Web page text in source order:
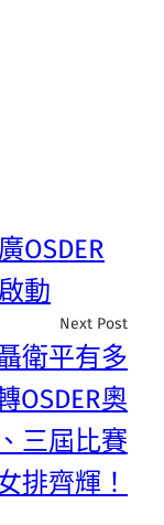
OSDER
動
Next Post
衛平有多
OSDER奧
三屆比賽
排齊輝！